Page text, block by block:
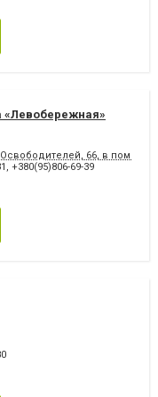
«Левобережная»
66, в
, +380(95)806-69-39